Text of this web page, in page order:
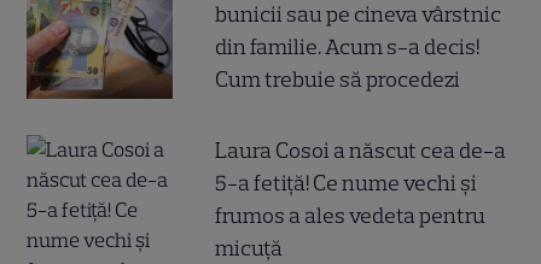
bunicii sau pe cineva vârstnic
din familie. Acum s-a decis!
Cum trebuie să procedezi
Laura Cosoi a născut cea de-a
5-a fetiță! Ce nume vechi și
frumos a ales vedeta pentru
micuță